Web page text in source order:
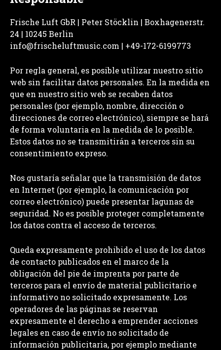
Frische Luft GbR | Peter Stöcklin | Boxhagenerstr.
24 | 10245 Berlin
info@frischeluftmusic.com | +49-172-6199773
Por regla general, es posible utilizar nuestro sitio
web sin facilitar datos personales. En la medida en
que en nuestro sitio web se recaben datos
personales (por ejemplo, nombre, dirección o
direcciones de correo electrónico), siempre se hará
de forma voluntaria en la medida de lo posible.
Estos datos no se transmitirán a terceros sin su
consentimiento expreso.
Nos gustaría señalar que la transmisión de datos
en Internet (por ejemplo, la comunicación por
correo electrónico) puede presentar lagunas de
seguridad. No es posible proteger completamente
los datos contra el acceso de terceros.
Queda expresamente prohibido el uso de los datos
de contacto publicados en el marco de la
obligación del pie de imprenta por parte de
terceros para el envío de material publicitario e
informativo no solicitado expresamente. Los
operadores de las páginas se reservan
expresamente el derecho a emprender acciones
legales en caso de envío no solicitado de
información publicitaria, por ejemplo mediante